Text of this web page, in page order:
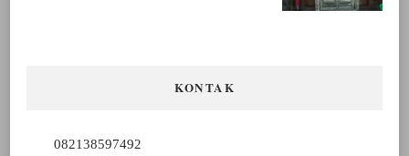
KONTAK
082138597492